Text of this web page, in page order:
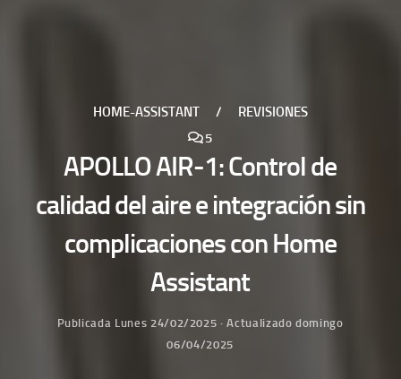
HOME-ASSISTANT /
REVISIONES
5
APOLLO AIR-1: Control de
calidad del aire e integración sin
complicaciones con Home
Assistant
Publicada Lunes 24/02/2025 · Actualizadodomingo
06/04/2025